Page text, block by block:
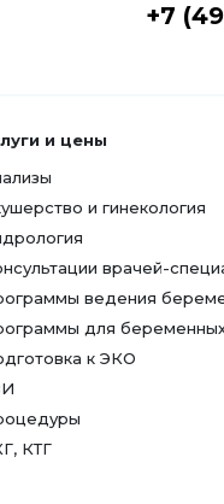
+7
и цены
и гинекология
врачей-
ведения
для
к ЭКО
КТГ